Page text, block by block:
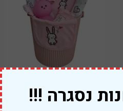
מארז ארנבונים – להולדת הבת
נסגרה !!!